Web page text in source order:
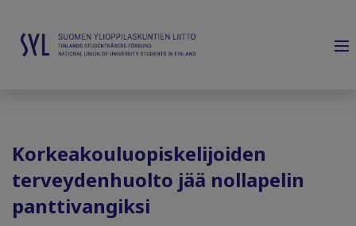
Korkeakouluopiskelijoiden
terveydenhuolto jää nollapelin
panttivangiksi